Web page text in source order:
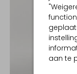
aan te